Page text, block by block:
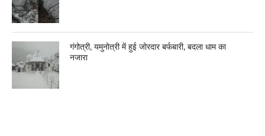
गंगोत्री, यमुनोत्री में हुई जोरदार बर्फबारी, बदला धाम का
नजारा